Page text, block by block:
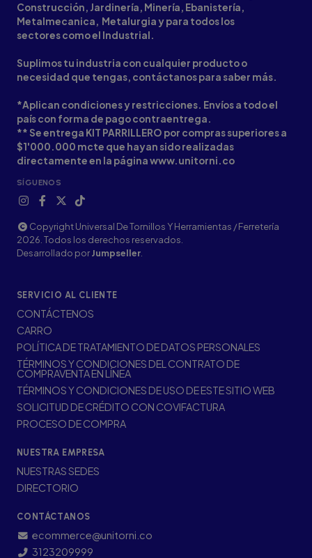
Construcción, Jardinería, Minería, Ebanistería,
Metalmecanica, Metalurgia y para todos los
sectores como el Industrial.
Suplimos tu industria con cualquier producto o
necesidad que tengas, contáctanos para saber más.
*Aplican condiciones y restricciones. Envíos a todo el
país con forma de pago contraentrega.
** Se entrega KIT PARRILLERO por compras superiores a
$1'000.000 mcte que hayan sido realizadas
directamente en la página www.unitorni.co
SÍGUENOS
Copyright Universal De Tornillos Y Herramientas / Ferretería
2026. Todos los derechos reservados.
Desarrollado porJumpseller
SERVICIO AL CLIENTE
CONTÁCTENOS
CARRO
POLÍTICA DE TRATAMIENTO DE DATOS PERSONALES
TÉRMINOS Y CONDICIONES DEL CONTRATO DE
COMPRAVENTA EN LÍNEA
TÉRMINOS Y CONDICIONES DE USO DE ESTE SITIO WEB
SOLICITUD DE CRÉDITO CON COVIFACTURA
PROCESO DE COMPRA
NUESTRA EMPRESA
NUESTRAS SEDES
DIRECTORIO
CONTÁCTANOS
ecommerce@unitorni.co
3123209999